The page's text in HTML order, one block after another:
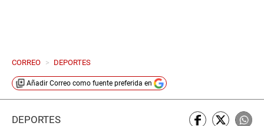
CORREO > DEPORTES
Añadir Correo como fuente preferida en
DEPORTES